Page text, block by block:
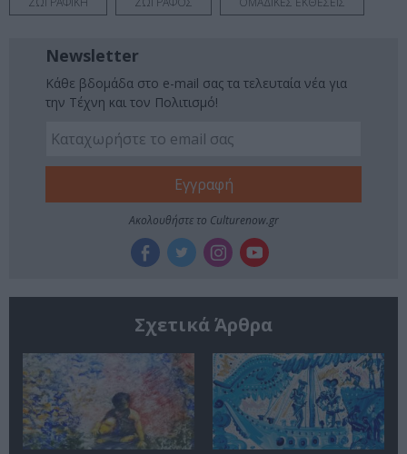
Newsletter
Κάθε βδομάδα στο e-mail σας τα τελευταία νέα για
την Τέχνη και τον Πολιτισμό!
Ακολουθήστε το Culturenow.gr
Σχετικά Άρθρα